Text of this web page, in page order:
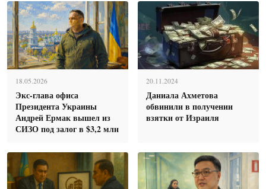
18.05.2026
Экс-глава офиса
Президента Украины
Андрей Ермак вышел из
СИЗО под залог в $3,2 млн
20.11.2024
Даниала Ахметова
обвинили в получении
взятки от Израиля